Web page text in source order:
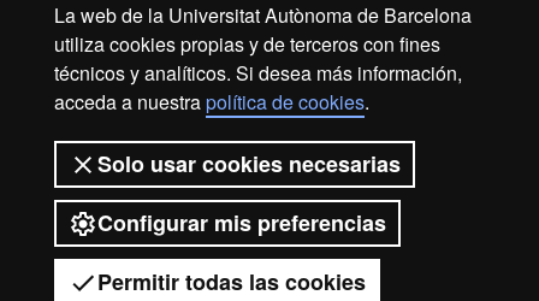
La web de la Universitat Autònoma de Barcelona
utiliza cookies propias y de terceros con fines
técnicos y analíticos. Si desea más información,
acceda a nuestrapolítica de cookies.
Solo usar cookies necesarias
Configurar mis preferencias
Permitir todas las cookies
Diploma de Especialización en Técnicas de Investigación Social
Sobre el web
Accesibilidad web
2026 Universitat Autònoma de
Barcelona